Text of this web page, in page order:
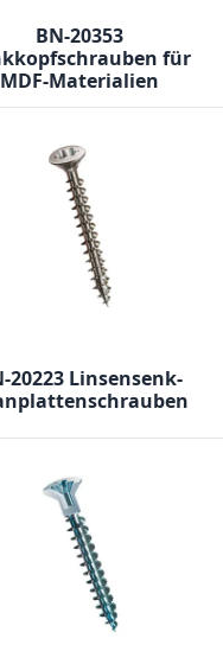
BN-20353
für
MDF-Materialien
20223 Linsensenk-